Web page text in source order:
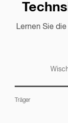
Lernen Sie
Träger